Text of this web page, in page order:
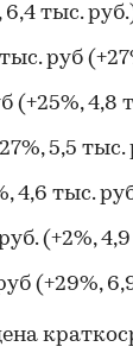
тыс.
руб
(+25%, 4,8
5,5 тыс.
4,6 тыс.
(+2%,
(+29%,